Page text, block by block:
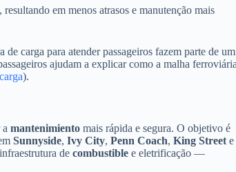
resultando em menos atrasos e manutenção mais
carga para atender passageiros fazem parte de um
ajudam a explicar como a malha
).
mantenimiento mais rápida e segura. O objetivo é
Sunnyside, Ivy City, Penn Coach, King Street e
de combustible e eletrificação —